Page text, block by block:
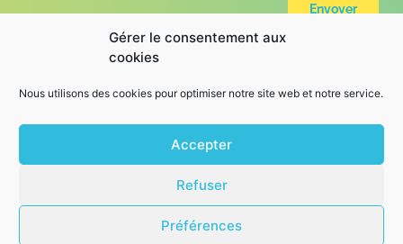
Gérer le consentement aux
cookies
Nous utilisons des cookies pour optimiser notre site web et notre service.
Accepter
Refuser
Préférences
Envoyer
Informations sur l’entreprise :
144 rue Paul Bellamy 44000 Nantes
Conditions d’utilisation
Politique de confidentialité
Politique en matiére de cookies